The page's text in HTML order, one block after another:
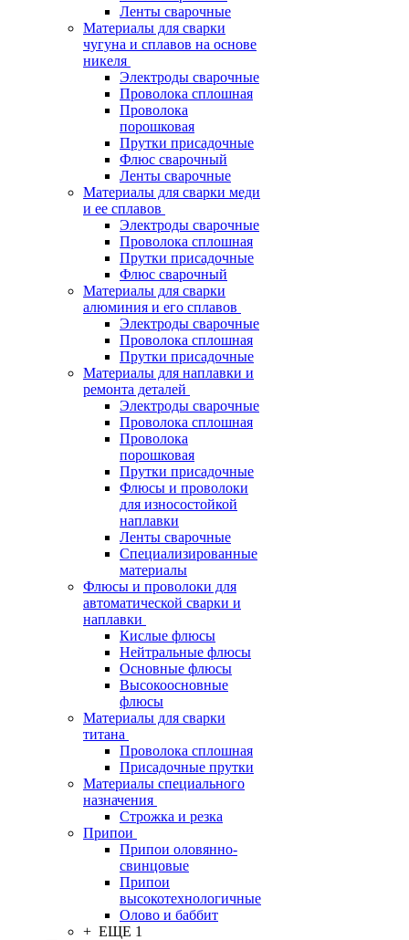
Ленты сварочные
Материалы для сварки
чугуна и сплавов на основе
никеля
Электроды сварочные
Проволока сплошная
Проволока
порошковая
Прутки присадочные
Флюс сварочный
Ленты сварочные
Материалы для сварки меди
и ее сплавов
Электроды сварочные
Проволока сплошная
Прутки присадочные
Флюс сварочный
Материалы для сварки
алюминия и его сплавов
Электроды сварочные
Проволока сплошная
Прутки присадочные
Материалы для наплавки и
ремонта деталей
Электроды сварочные
Проволока сплошная
Проволока
порошковая
Прутки присадочные
Флюсы и проволоки
для износостойкой
наплавки
Ленты сварочные
Специализированные
материалы
Флюсы и проволоки для
автоматической сварки и
наплавки
Кислые флюсы
Нейтральные флюсы
Основные флюсы
Высокоосновные
флюсы
Материалы для сварки
титана
Проволока сплошная
Присадочные прутки
Материалы специального
назначения
Строжка и резка
Припои
Припои оловянно-
свинцовые
Припои
высокотехнологичные
Олово и баббит
+ ЕЩЕ 1